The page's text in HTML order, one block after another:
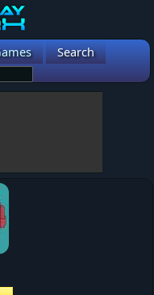
Search